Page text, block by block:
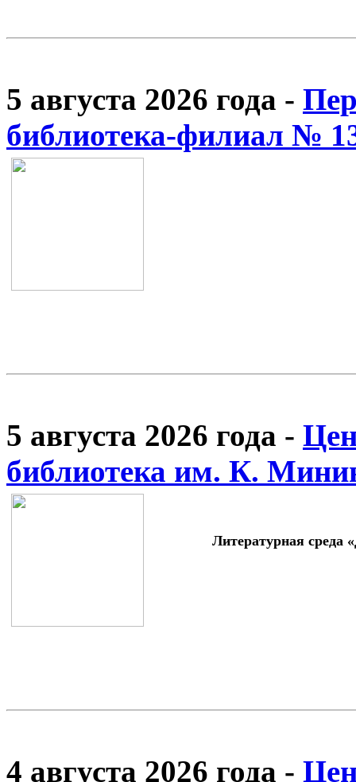
5 августа 2026 года -
библиотека-филиал №
5 августа 2026 года -
библиотека им. К.
Литературная среда
4 августа 2026 года -